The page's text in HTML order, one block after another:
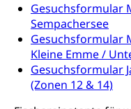
Gesuchsformular
Sempachersee
Gesuchsformular
Kleine Emme /
Gesuchsformular
(Zonen 12 & 14)
Vermittler,
Vermittlung,
Umgang mit
Rassismus
Diskriminierung,